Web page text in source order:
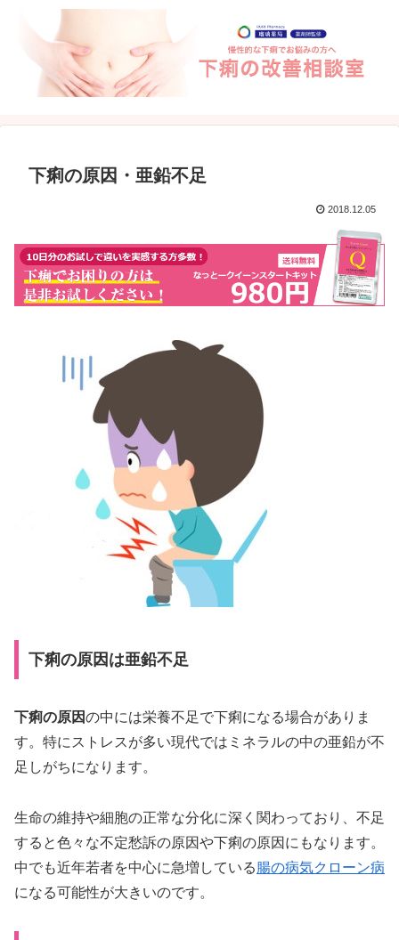
下痢の原因・亜鉛不足
2018.12.05
下痢の原因は亜鉛不足
下痢の原因の中には栄養不足で下痢になる場合がありま
す。特にストレスが多い現代ではミネラルの中の亜鉛が不
足しがちになります。
生命の維持や細胞の正常な分化に深く関わっており、不足
すると色々な不定愁訴の原因や下痢の原因にもなります。
中でも近年若者を中心に急増している腸の病気クローン病
になる可能性が大きいのです。